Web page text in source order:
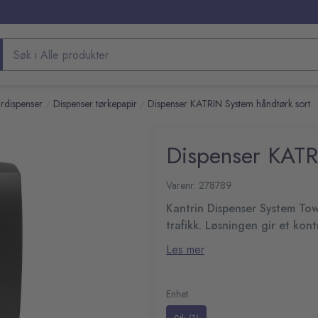
Søk etter produkter
Dispenser tørkepapir Dispenser KATRIN System håndtørk sort
Dispenser
Varenr: 278789
Kantrin Dispenser System
trafikk. Løsningen gir et
vedlikehold.
Håndtørkløsning hvor flate ark
spesielt utviklet for miljøer med
Dispenseren er designet med
er enkel å bruke og
Hele rullen blir alltid brukt
Les mer
Enhet